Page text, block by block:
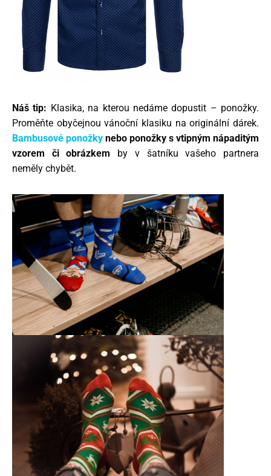
Náš tip: Klasika, na kterou nedáme dopustit – ponožky.
Proměňte obyčejnou vánoční klasiku na originální dárek.
Bambusové ponožky nebo ponožky s vtipným nápaditým
vzorem či obrázkem by v šatníku vašeho partnera
neměly chybět.